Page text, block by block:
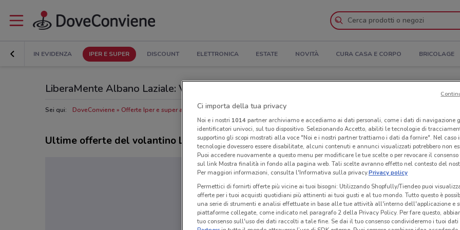
IN EVIDENZA IPER E SUPER DISCOUNT ELETTRONICA ESTATE NOVITÀ CURA CASA E CORPO BRICOLAGE
LiberaMente Albano Laziale: Volantino, Orari di apertura e Indirizzi
Sei qui: DoveConviene Offerte Iper e super a Albano Laziale Negozi LiberaMente a Albano Laziale
Ultime offerte del volantino LiberaMente
Ci importa della tua privacy
Noi e i nostri 1014partner archiviamo e accediamo ai dati personali, come i dati di navigazione
identificatori univoci, sul tuo dispositivo. Selezionando Accetto, abiliti le tecnologie di
supportino gli scopi mostrati alla voce "Noi e i nostri partner trattiamo i dati da fornire". Nel caso
tecnologie dovessero essere disabilitate, alcuni contenuti e annunci visualizzati potrebbero non
Puoi accedere nuovamente a questo menu per modificare le tue scelte o per revocare il
sul link Mostra finalità in fondo alla pagina web. Tali scelte avranno effetto nel contesto del
Per maggiori informazioni, consulta l'Informativa sulla privacy.Privacy policy
Permettici di fornirti offerte più vicine ai tuoi bisogni: Utilizzando Shopfully/Tiendeo puoi
offerte per i tuoi acquisti quotidiani più attinenti ai tuoi gusti e al tuo mondo. Tutto questo è
una serie di strumenti e analisi effettuate in base alle tue attività all'interno dell'applicazione e
piattaforme collegate, come indicato nel paragrafo 2 della Privacy Policy. Per fare questo,
tuo consenso sull'uso dei dati raccolti a tale fine. Se dai il tuo consenso condivideremo i tuoi dati